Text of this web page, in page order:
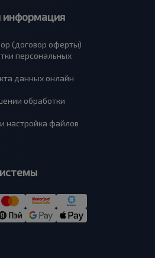
информация
(договор оферты)
персональных
данных онлайн
обработки
настройка файлов